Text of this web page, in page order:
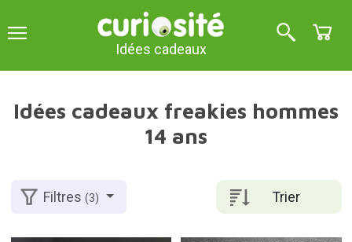
Idées cadeaux
Idées cadeaux freakies hommes
14 ans
Trier
Filtres(3)